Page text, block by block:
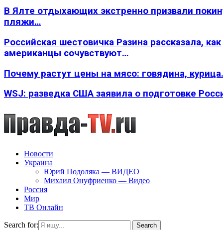
В Ялте отдыхающих экстренно призвали
пляжи…
Российская шестовичка Разина рассказала, как
американцы сочувствуют…
Почему растут цены на мясо: говядина,
WSJ: разведка США заявила о подготовке
Новости
Украина
Юрий Подоляка — ВИДЕО
Михаил Онуфриенко — Видео
Россия
Мир
ТВ Онлайн
Search for:
Search